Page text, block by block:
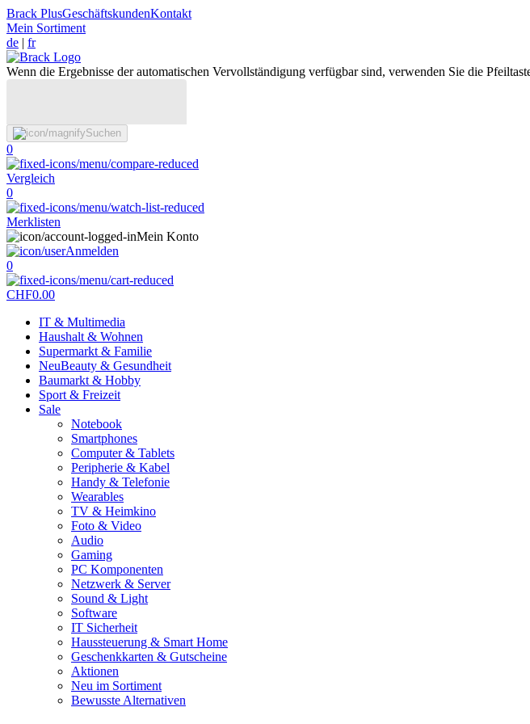
Brack PlusGeschäftskundenKontakt
Mein Sortiment
de | fr
Wenn die Ergebnisse der automatischen Vervollständigung verfügbar sind, verwenden Sie die
Suchen
0
Vergleich
0
Merklisten
Mein Konto
Anmelden
0
CHF0.00
IT & Multimedia
Haushalt & Wohnen
Supermarkt & Familie
NeuBeauty & Gesundheit
Baumarkt & Hobby
Sport & Freizeit
Sale
Notebook
Smartphones
Computer & Tablets
Peripherie & Kabel
Handy & Telefonie
Wearables
TV & Heimkino
Foto & Video
Audio
Gaming
PC Komponenten
Netzwerk & Server
Sound & Light
Software
IT Sicherheit
Haussteuerung & Smart Home
Geschenkkarten & Gutscheine
Aktionen
Neu im Sortiment
Bewusste Alternativen